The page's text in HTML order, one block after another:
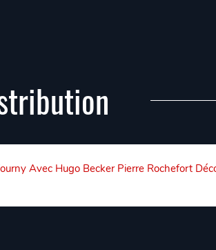
Avec Hugo Becker Pierre Rochefort